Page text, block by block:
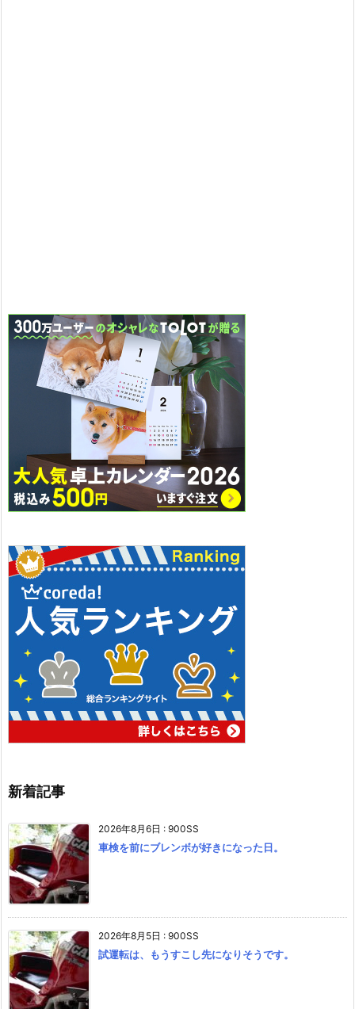
新着記事
2026年8月6日 : 900SS
車検を前にブレンボが好きになった日。
2026年8月5日 : 900SS
試運転は、もうすこし先になりそうです。